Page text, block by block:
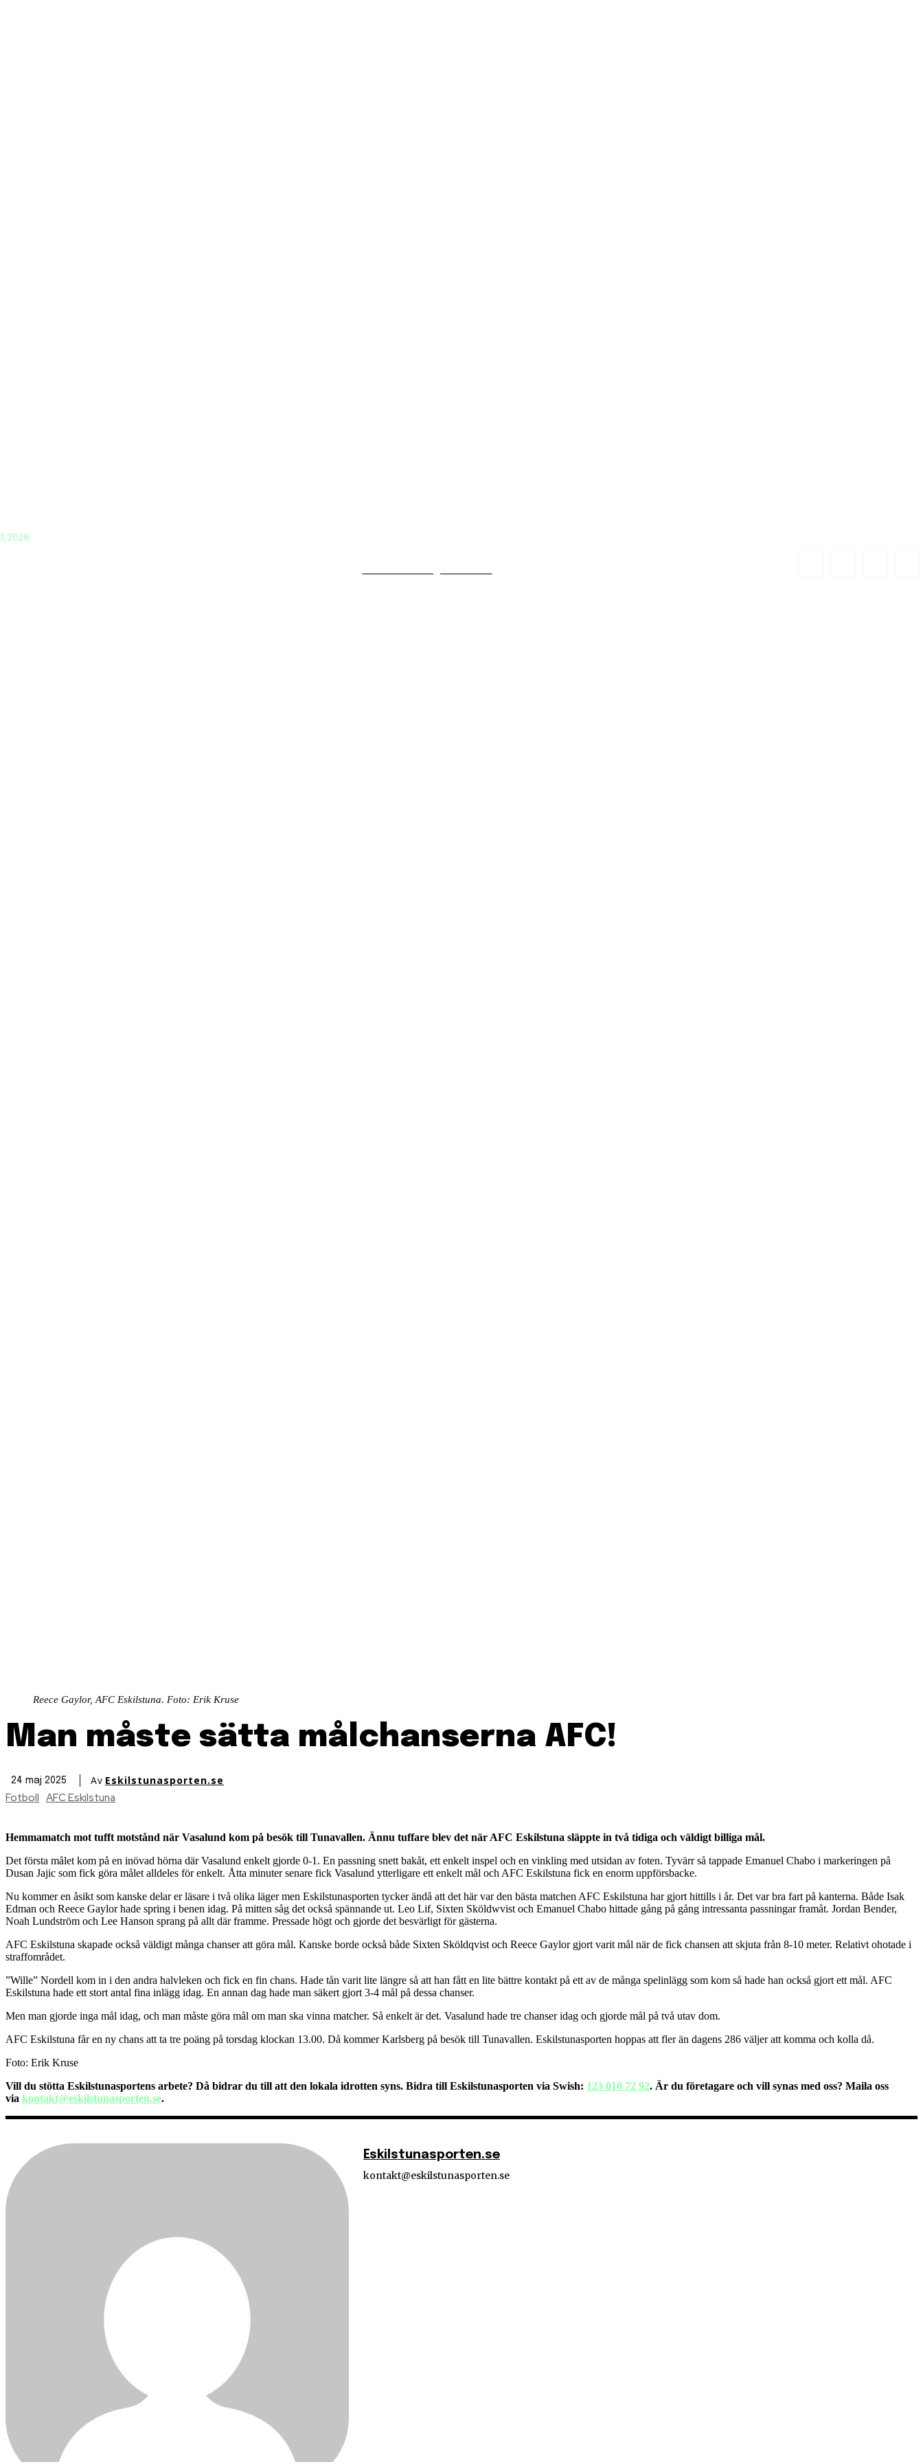
2026
Reece Gaylor, AFC Eskilstuna. Foto: Erik Kruse
Man måste sätta målchanserna AFC!
24 maj 2025 Av Eskilstunasporten.se
Fotboll AFC Eskilstuna
Hemmamatch mot tufft motstånd när Vasalund kom på besök till Tunavallen. Ännu tuffare blev det när AFC Eskilstuna släppte in två tidiga och väldigt billiga mål.
Det första målet kom på en inövad hörna där Vasalund enkelt gjorde 0-1. En passning snett bakåt, ett enkelt inspel och en vinkling med utsidan av foten. Tyvärr så tappade Emanuel Chabo i markeringen på
Dusan Jajic som fick göra målet alldeles för enkelt. Åtta minuter senare fick Vasalund ytterligare ett enkelt mål och AFC Eskilstuna fick en enorm uppförsbacke.
Nu kommer en åsikt som kanske delar er läsare i två olika läger men Eskilstunasporten tycker ändå att det här var den bästa matchen AFC Eskilstuna har gjort hittills i år. Det var bra fart på kanterna. Både Isak
Edman och Reece Gaylor hade spring i benen idag. På mitten såg det också spännande ut. Leo Lif, Sixten Sköldwvist och Emanuel Chabo hittade gång på gång intressanta passningar framåt. Jordan Bender,
Noah Lundström och Lee Hanson sprang på allt där framme. Pressade högt och gjorde det besvärligt för gästerna.
AFC Eskilstuna skapade också väldigt många chanser att göra mål. Kanske borde också både Sixten Sköldqvist och Reece Gaylor gjort varit mål när de fick chansen att skjuta från 8-10 meter. Relativt ohotade i
straffområdet.
”Wille” Nordell kom in i den andra halvleken och fick en fin chans. Hade tån varit lite längre så att han fått en lite bättre kontakt på ett av de många spelinlägg som kom så hade han också gjort ett mål. AFC
Eskilstuna hade ett stort antal fina inlägg idag. En annan dag hade man säkert gjort 3-4 mål på dessa chanser.
Men man gjorde inga mål idag, och man måste göra mål om man ska vinna matcher. Så enkelt är det. Vasalund hade tre chanser idag och gjorde mål på två utav dom.
AFC Eskilstuna får en ny chans att ta tre poäng på torsdag klockan 13.00. Då kommer Karlsberg på besök till Tunavallen. Eskilstunasporten hoppas att fler än dagens 286 väljer att komma och kolla då.
Foto: Erik Kruse
Vill du stötta Eskilstunasportens arbete? Då bidrar du till att den lokala idrotten syns. Bidra till Eskilstunasporten via Swish: 123 010 72 92. Är du företagare och vill synas med oss? Maila oss
via kontakt@eskilstunasporten.se.
Eskilstunasporten.se
kontakt@eskilstunasporten.se